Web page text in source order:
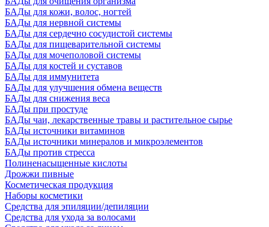
БАДы для кожи, волос, ногтей
БАДы для нервной системы
БАДы для сердечно сосудистой системы
БАДы для пищеварительной системы
БАДы для мочеполовой системы
БАДы для костей и суставов
БАДы для иммунитета
БАДы для улучшения обмена веществ
БАДы для снижения веса
БАДы при простуде
БАДы чаи, лекарственные травы и растительное сырье
БАДы источники витаминов
БАДы источники минералов и микроэлементов
БАДы против стресса
Полиненасыщенные кислоты
Дрожжи пивные
Косметическая продукция
Наборы косметики
Средства для эпиляции/депиляции
Средства для ухода за волосами